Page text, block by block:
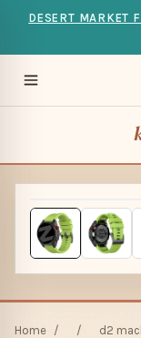
DESERT MARKET
Home / /
d2